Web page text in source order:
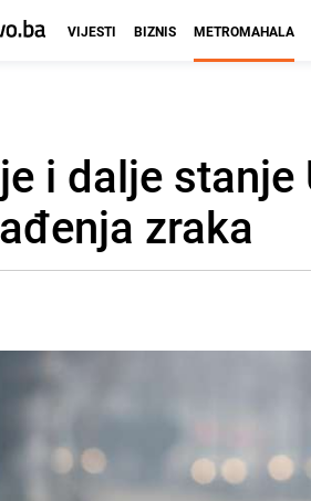
VIJESTI BIZNIS METROMAHALA
i dalje stanje
zraka